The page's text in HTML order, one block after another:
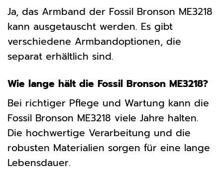
Ja, das Armband der Fossil Bronson ME3218
kann ausgetauscht werden. Es gibt
verschiedene Armbandoptionen, die
separat erhältlich sind.
Wie lange hält die Fossil Bronson ME3218?
Bei richtiger Pflege und Wartung kann die
Fossil Bronson ME3218 viele Jahre halten.
Die hochwertige Verarbeitung und die
robusten Materialien sorgen für eine lange
Lebensdauer.